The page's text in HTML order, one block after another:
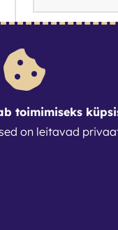
toimimiseks
on leitavad